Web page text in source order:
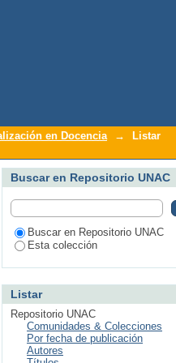
Esteban"
en Docencia →
Listar
Buscar en Repositorio UNAC
Buscar en Repositorio UNAC
Esta colección
Listar
Repositorio UNAC
Comunidades & Colecciones
Por fecha de publicación
Autores